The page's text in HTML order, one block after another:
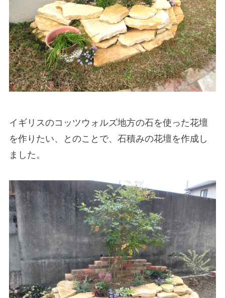
イギリスのコッツウォルズ地方の石を使った花壇
を作りたい、とのことで、石積みの花壇を作成し
ました。